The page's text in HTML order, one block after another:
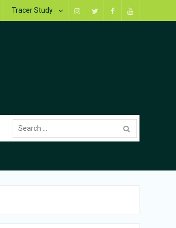
Instagram
TwitterFacebookYoutube
Tracer Study
Search
for: